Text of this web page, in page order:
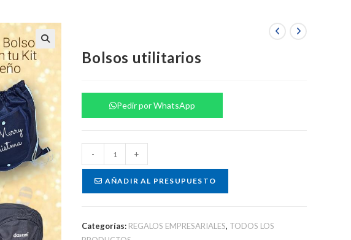
Bolsos utilitarios
Pedir por WhatsApp
utilitarios
cantidad
- +
AÑADIR AL PRESUPUESTO
Categorías: REGALOS EMPRESARIALES, TODOS LOS